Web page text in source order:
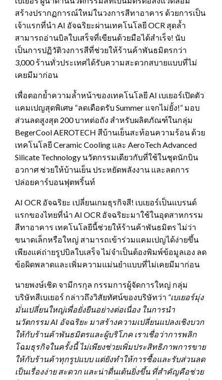
สร้างปรากฏการณ์ใหม่ในวงการสีทาอาคาร ด้วยการเป็น
เจ้าแรกที่นำ AI อัจฉริยะผ่านเทคโนโลยี OCR สุดล้ำ
สามารถอ่านบิลใบเสร็จที่เขียนด้วยมือได้สำเร็จ! นับ
เป็นการปฏิวัติวงการสีที่ช่วยให้ร้านค้าพันธมิตรกว่า
3,000 ร้านทั่วประเทศได้รับความสะดวกสบายแบบที่ไม่
เคยมีมาก่อน
เพื่อตอกย้ำความล้ำหน้าของเทคโนโลยี AI เบเยอร์เปิดตัว
แคมเปญสุดพิเศษ “ลดเดือดรับ Summer แจกไม่ยั้ง!” มอบ
ส่วนลดสูงสุด 200 บาทต่อถัง สำหรับผลิตภัณฑ์ในกลุ่ม
BegerCool AEROTECH สีบ้านเย็นสะท้อนความร้อน ด้วย
เทคโนโลยี Ceramic Cooling และ AeroTech Advanced
Silicate Technology นวัตกรรมเดียวกับที่ใช้ในชุดนักบิน
อวกาศ ช่วยให้บ้านเย็น ประหยัดพลังงาน และลดการ
ปล่อยคาร์บอนฟุตพริ้นท์
AI OCR อัจฉริยะ เปลี่ยนเกมธุรกิจสี! เบเยอร์เป็นแบรนด์
แรกของไทยที่นำ AI OCR อัจฉริยะมาใช้ในอุตสาหกรรม
สีทาอาคาร เทคโนโลยีนี้ช่วยให้ร้านค้าพันธมิตร ไม่ว่า
ขนาดเล็กหรือใหญ่ สามารถเข้าร่วมแคมเปญได้ง่ายขึ้น
เพียงแค่ถ่ายรูปบิลใบเสร็จ ไม่จำเป็นต้องพิมพ์ข้อมูลเอง ลด
ข้อผิดพลาดและเพิ่มความแม่นยำแบบที่ไม่เคยมีมาก่อน
นายพงษ์เชิด จามีกรกุล กรรมการผู้จัดการใหญ่ กลุ่ม
บริษัทสีเบเยอร์ กล่าวถึงวิสัยทัศน์ของบริษัทว่า “เบเยอร์มุ่ง
มั่นเปลี่ยนใหญ่เพื่อยั่งยืนอย่างต่อเนื่อง ในการนำ
นวัตกรรมAI อัจฉริยะ มาสร้างความเปลี่ยนแปลงเชิงบวก
ให้กับร้านค้าพันธมิตรและผู้บริโภค เราเชื่อว่าการพลิก
โฉมธุรกิจในครั้งนี้ ไม่เพียงช่วยเพิ่มประสิทธิภาพการขาย
ให้กับร้านค้าทุกรูปแบบ แต่ยังทำให้การซื้อและรับส่วนลด
เป็นเรื่องง่าย สะดวก และน่าตื่นเต้นยิ่งขึ้น ที่สำคัญคือช่วย